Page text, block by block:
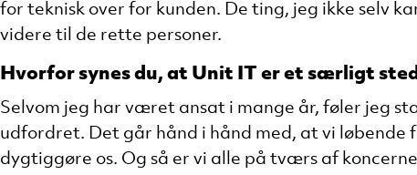
for teknisk over for kunden. De ting, jeg ikke selv
videre til de rette personer.
Hvorfor synes du, at Unit IT er et særligt
Selvom jeg har været ansat i mange år, føler jeg
udfordret. Det går hånd i hånd med, at vi løbende
dygtiggøre os. Og så er vi alle på tværs af